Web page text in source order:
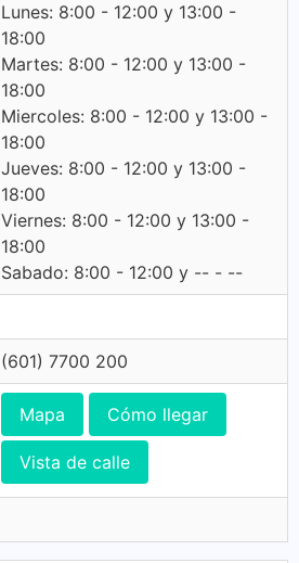
Lunes: 8:00 - 12:00 y 13:00 -
18:00
Martes: 8:00 - 12:00 y 13:00 -
18:00
Miercoles: 8:00 - 12:00 y 13:00 -
18:00
Jueves: 8:00 - 12:00 y 13:00 -
18:00
Viernes: 8:00 - 12:00 y 13:00 -
18:00
Sabado: 8:00 - 12:00 y -- - --
(601) 7700 200
Mapa Cómo llegar
Vista de calle